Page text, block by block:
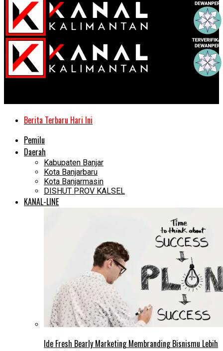
Berita Terbaru Hari Ini
Pemilu
Daerah
Kabupaten Banjar
Kota Banjarbaru
Kota Banjarmasin
DISHUT PROV KALSEL
KANAL-LINE
Ide Fresh Bearly Marketing Membranding Bisnismu Lebih